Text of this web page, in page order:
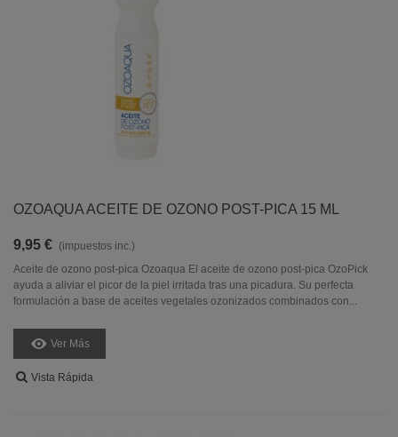
OZOAQUA ACEITE DE OZONO POST-PICA 15 ML
9,95 € (impuestos inc.)
Aceite de ozono post-pica Ozoaqua El aceite de ozono post-pica OzoPick
ayuda a aliviar el picor de la piel irritada tras una picadura. Su perfecta
formulación a base de aceites vegetales ozonizados combinados con...
Ver Más
Vista Rápida